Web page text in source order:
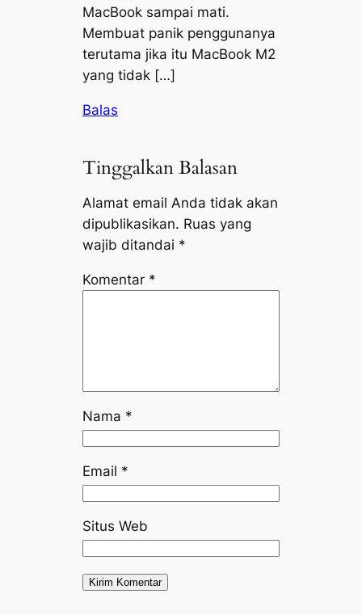
MacBook sampai mati.
Membuat panik penggunanya
terutama jika itu MacBook M2
yang tidak […]
Balas
Tinggalkan Balasan
Alamat email Anda tidak akan
dipublikasikan. Ruas yang
wajib ditandai *
Komentar *
Nama *
Email *
Situs Web